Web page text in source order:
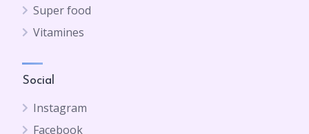
Super food
Vitamines
Social
Instagram
Facebook